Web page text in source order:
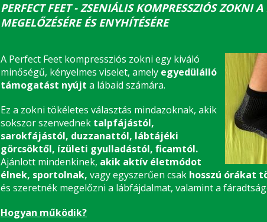
PERFECT FEET - ZSENIÁLIS KOMPRESSZIÓS ZOKNI A
MEGELŐZÉSÉRE ÉS ENYHÍTÉSÉRE
A Perfect Feet kompressziós zokni egy kiváló
minőségű, kényelmes viselet, amely egyedülálló
támogatást nyújt a lábaid számára.
Ez a zokni tökéletes választás mindazoknak, akik
sokszor szenvednek talpfájástól,
sarokfájástól, duzzanattól, lábtájéki
görcsöktől, ízületi gyulladástól, ficamtól.
Ajánlott mindenkinek, akik aktív életmódot
élnek, sportolnak, vagy egyszerűen csak hosszú órákat
és szeretnék megelőzni a lábfájdalmat, valamint a
Hogyan működik?